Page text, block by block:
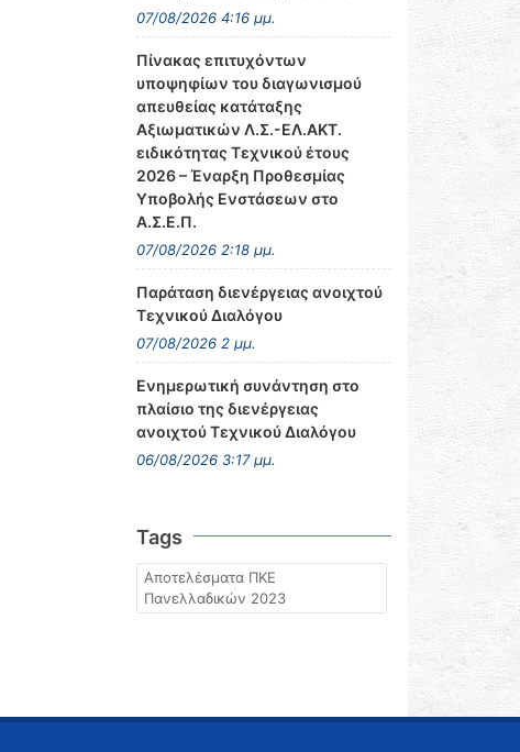
07/08/2026 4:16 μμ.
Πίνακας επιτυχόντων
υποψηφίων του διαγωνισμού
απευθείας κατάταξης
Αξιωματικών Λ.Σ.-ΕΛ.ΑΚΤ.
ειδικότητας Τεχνικού έτους
2026 – Έναρξη Προθεσμίας
Υποβολής Ενστάσεων στο
Α.Σ.Ε.Π.
07/08/2026 2:18 μμ.
Παράταση διενέργειας ανοιχτού
Τεχνικού Διαλόγου
07/08/2026 2 μμ.
Ενημερωτική συνάντηση στο
πλαίσιο της διενέργειας
ανοιχτού Τεχνικού Διαλόγου
06/08/2026 3:17 μμ.
Tags
Αποτελέσματα ΠΚΕ
Πανελλαδικών 2023